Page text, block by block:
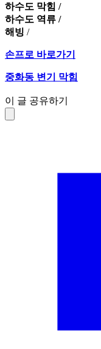
하수도 막힘 /
하수도 역류 /
해빙 /
손프로 바로가기
중화동 변기 막힘
이 글 공유하기